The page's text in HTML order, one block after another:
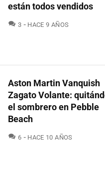
están todos vendidos
3 COMENTARIOS
HACE 9 AÑOS
Aston Martin Vanquish
Zagato Volante:
el sombrero en Pebble
Beach
6 COMENTARIOS
HACE 10 AÑOS